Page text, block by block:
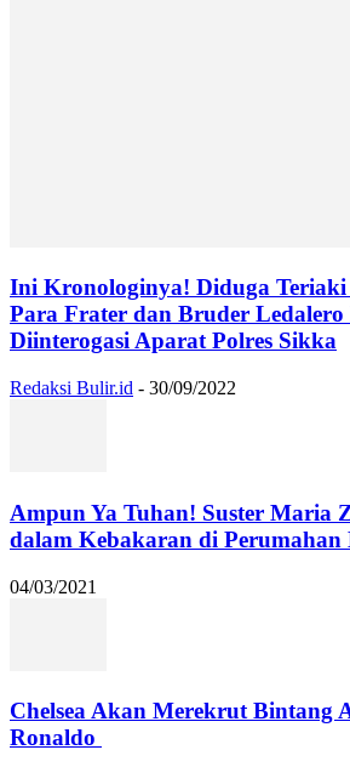
Ini Kronologinya! Diduga Teriaki
Para Frater dan Bruder
Diinterogasi Aparat Polres Sikka
Redaksi Bulir.id - 30/09/2022
Ampun Ya Tuhan! Suster Maria
dalam Kebakaran di Perumahan
04/03/2021
Chelsea Akan Merekrut Bintang
Ronaldo